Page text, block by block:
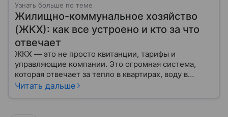
Узнать больше по теме
Жилищно-коммунальное хозяйство
(ЖКХ): как все устроено и кто за что
отвечает
ЖКХ — это не просто квитанции, тарифы и
управляющие компании. Это огромная система,
которая отвечает за тепло в квартирах, воду в
кране, освещение улиц и чистоту во дворах.
Читать дальше